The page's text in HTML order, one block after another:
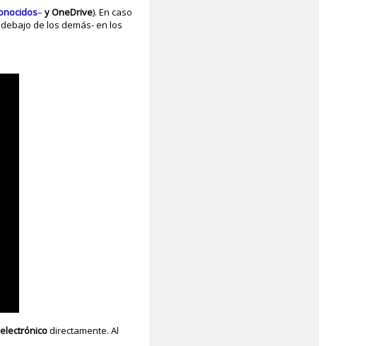
– y OneDrive). En caso
de los demás- en los
directamente. Al